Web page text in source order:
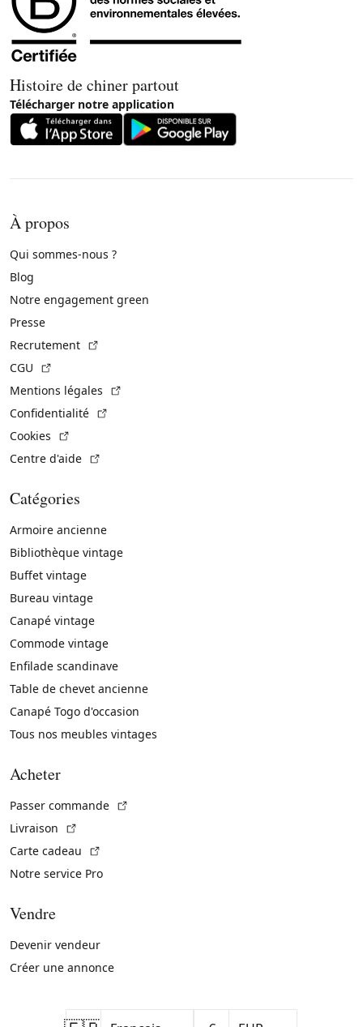
Histoire de chiner partout
Télécharger notre application
À propos
Qui sommes-nous ?
Blog
Notre engagement green
Presse
Recrutement
CGU
Mentions légales
Confidentialité
Cookies
Centre d'aide
Catégories
Armoire ancienne
Bibliothèque vintage
Buffet vintage
Bureau vintage
Canapé vintage
Commode vintage
Enfilade scandinave
Table de chevet ancienne
Canapé Togo d'occasion
Tous nos meubles vintages
Acheter
Passer commande
Livraison
Carte cadeau
Notre service Pro
Vendre
Devenir vendeur
Créer une annonce